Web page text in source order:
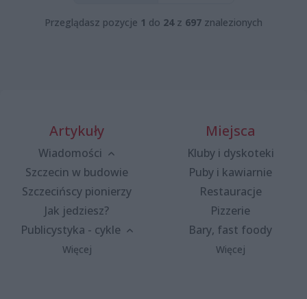
Przeglądasz pozycje 1 do 24z 697 znalezionych
Artykuły
Wiadomości
Szczecin w budowie
Szczecińscy pionierzy
Jak jedziesz?
Publicystyka - cykle
Więcej
Miejsca
Kluby i dyskoteki
Puby i kawiarnie
Restauracje
Pizzerie
Bary, fast foody
Więcej